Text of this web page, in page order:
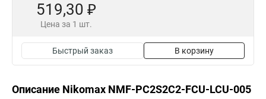
519,30 ₽
Цена за 1 шт.
Быстрый заказ В корзину
Описание Nikomax NMF-PC2S2C2-FCU-LCU-005